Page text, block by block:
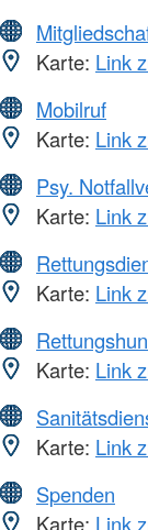
Karte: Link
Mobilruf
Karte: Link
Psy.
Karte: Link
Karte: Link
Karte: Link
Karte: Link
Spenden
Karte: Link